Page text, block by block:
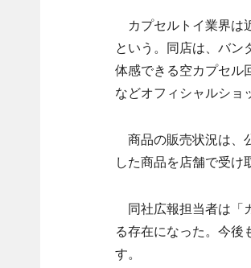
カプセルトイ業界は
という。同店は、バン
体感できる空カプセル
などオフィシャルショ
商品の販売状況は、
した商品を店舗で受け
同社広報担当者は「
る存在になった。今後
す。